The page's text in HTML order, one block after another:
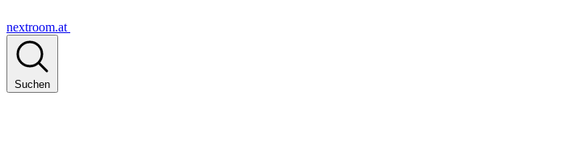
nextroom.at
Suchen